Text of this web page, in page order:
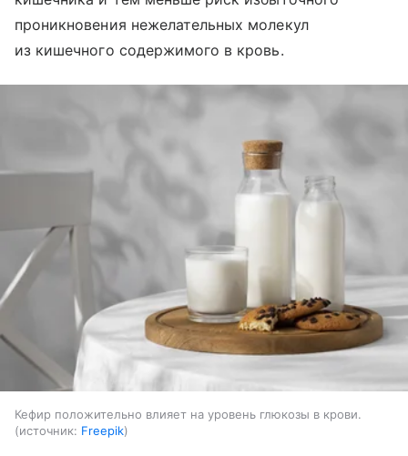
проникновения нежелательных молекул
из кишечного содержимого в кровь.
Кефир положительно влияет на уровень глюкозы в крови.
источник: Freepik